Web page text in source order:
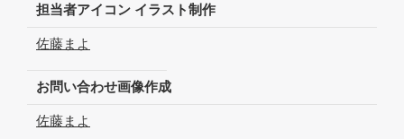
担当者アイコン イラスト制作
佐藤まよ
お問い合わせ画像作成
佐藤まよ